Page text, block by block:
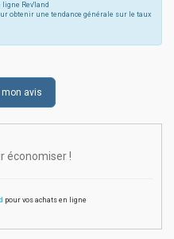
Rev'land
obtenir une tendance générale sur le taux
avis
économiser !
pour vos achats en ligne